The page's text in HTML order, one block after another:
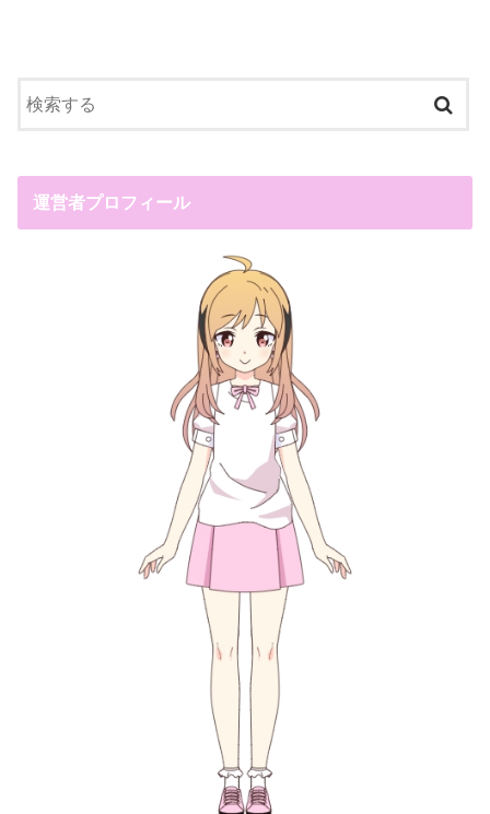
運営者プロフィール